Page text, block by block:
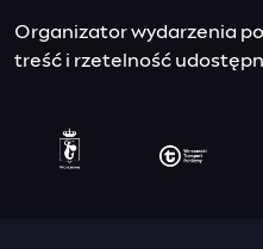
Organizator wydarzenia
treść i rzetelność